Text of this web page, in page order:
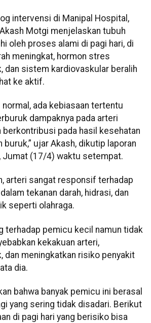
intervensi di Manipal Hospital,
Akash Motgi menjelaskan tubuh
oleh proses alami di pagi hari, di
meningkat, hormon stres
dan sistem kardiovaskular beralih
ke aktif.
ada kebiasaan tertentu
dampaknya pada arteri
berkontribusi pada hasil kesehatan
buruk,” ujar Akash, dikutip laporan
Jumat (17/4) waktu setempat.
arteri sangat responsif terhadap
tekanan darah, hidrasi, dan
seperti olahraga.
terhadap pemicu kecil namun tidak
kekakuan arteri,
dan meningkatkan risiko penyakit
dia.
bahwa banyak pemicu ini berasal
yang sering tidak disadari. Berikut
di pagi hari yang berisiko bisa